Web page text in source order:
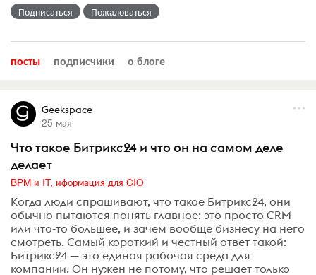
Подписаться Пожаловаться
посты подписчики о блоге
Geekspace
25 мая
Что такое Битрикс24 и что он на самом деле
делает
BPM и IT, иформация для CIO
Когда люди спрашивают, что такое Битрикс24, они
обычно пытаются понять главное: это просто CRM
или что-то большее, и зачем вообще бизнесу на него
смотреть. Самый короткий и честный ответ такой:
Битрикс24 — это единая рабочая среда для
компании. Он нужен не потому, что решает только